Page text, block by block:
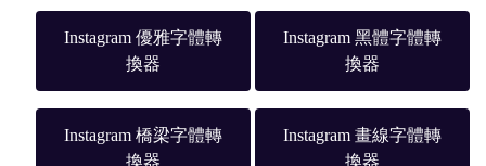
Instagram 優雅字體轉
換器
Instagram 黑體字體轉
換器
Instagram 橋梁字體轉
換器
Instagram 畫線字體轉
換器